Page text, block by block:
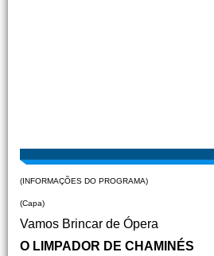
(INFORMAÇÕES DO PROGRAMA)
(Capa)
Vamos Brincar de Ópera
O LIMPADOR DE CHAMINÉS